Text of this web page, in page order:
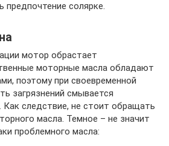
солярке.
мотор обрастает
моторные масла обладают
поэтому при своевременной
загрязнений смывается
Как следствие, не стоит обращать
масла. Темное – не значит
проблемного масла: